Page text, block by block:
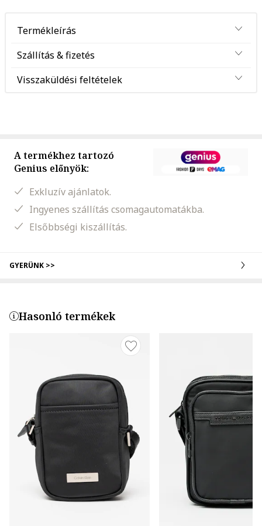
Termékleírás
Szállítás & fizetés
Visszaküldési feltételek
A termékhez tartozó
Genius előnyök:
Exkluzív ajánlatok.
Ingyenes szállítás csomagautomatákba.
Elsőbbségi kiszállítás.
GYERÜNK >>
Hasonló termékek